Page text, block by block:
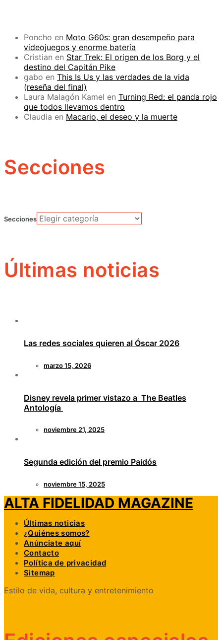
Poncho en Moto G60s: gran desempeño para
videojuegos y enorme batería
Cristian en Star Trek: El origen de los Borg y el
destino del Capitán Pike
gabo en This Is Us y las verdades de la vida
(reseña del final)
Laura Malagón Kamel en Turning Red: el panda rojo
que todos llevamos dentro
Claudia en Macario, el deseo y la muerte
Secciones
Secciones
Últimas noticias
Las redes sociales quieren al Óscar 2026
marzo 15, 2026
Disney revela primer vistazo a The Beatles
Antología
noviembre 21, 2025
Segunda edición del premio Paidós
noviembre 15, 2025
ALTA FIDELIDAD MAGAZINE
Últimas noticias
¿Quiénes somos?
Anúnciate aquí
Contacto
Política de privacidad
Sitemap
Estilo de vida, cultura y entretenimiento